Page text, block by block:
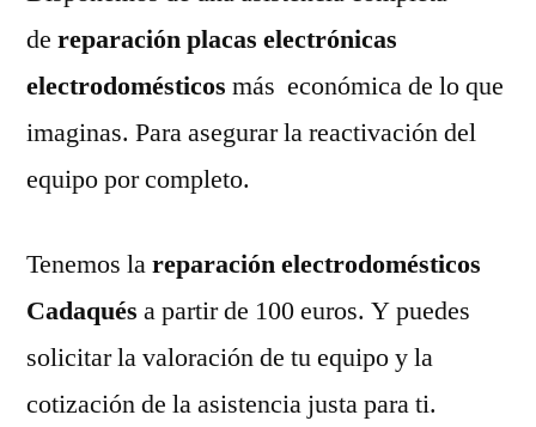
de reparación placas electrónicas
electrodomésticos más económica de lo que
imaginas. Para asegurar la reactivación del
equipo por completo.
Tenemos lareparación electrodomésticos
Cadaqués a partir de 100 euros. Y puedes
solicitar la valoración de tu equipo y la
cotización de la asistencia justa para ti.